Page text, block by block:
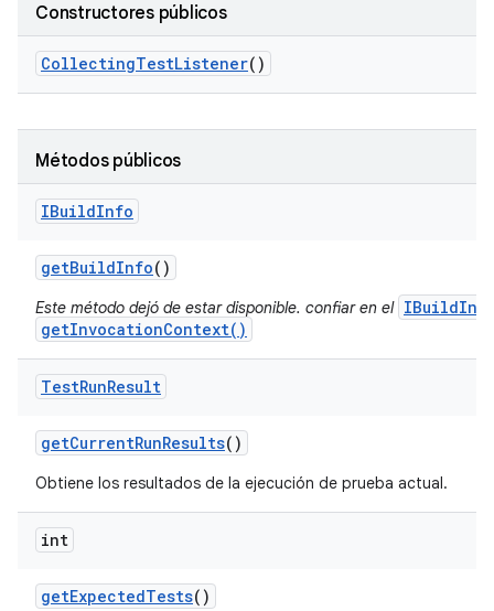
Constructores públicos
CollectingTestListener()
Métodos públicos
IBuildInfo
getBuildInfo()
Este método dejó de estar disponible. confiar en el
getInvocationContext()
TestRunResult
getCurrentRunResults()
Obtiene los resultados de la ejecución de prueba actual.
int
getExpectedTests()